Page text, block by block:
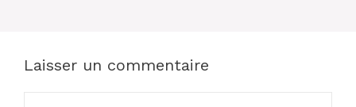
Laisser un commentaire